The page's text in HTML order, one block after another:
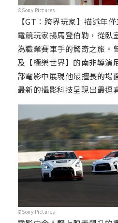
©Sony Pictures
【GT：跨界玩家】描述年
電競玩家揚馬登伯勒，從臥
為職業賽車手的驚奇之旅。
及【極樂世界】的南非導演
部電影中展現他最擅長的場
最新的攝影科技呈現出最逼
©Sony Pictures